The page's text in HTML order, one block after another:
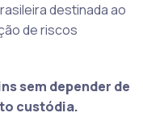
destinada ao
de riscos
sem depender de
custódia.